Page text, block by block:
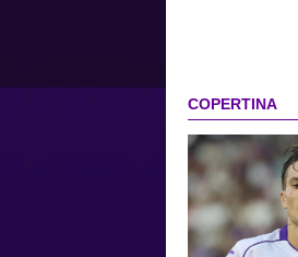
COPERTINA